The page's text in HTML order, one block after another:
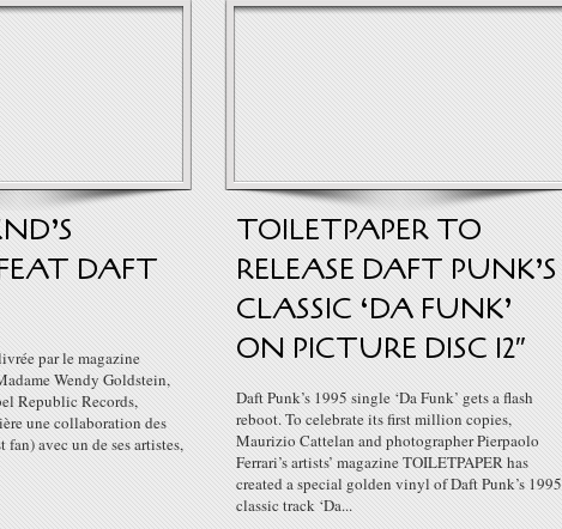
DAFT
par le magazine
Wendy Goldstein,
Republic Records,
une collaboration des
avec un de ses artistes,
TOILETPAPER TO
RELEASE DAFT PUNK’S
CLASSIC ‘DA FUNK’
ON PICTURE DISC 12″
Daft Punk’s 1995 single ‘Da Funk’ gets a flash
reboot. To celebrate its first million copies,
Maurizio Cattelan and photographer Pierpaolo
Ferrari’s artists’ magazine TOILETPAPER has
created a special golden vinyl of Daft Punk’s 1995
classic track ‘Da...